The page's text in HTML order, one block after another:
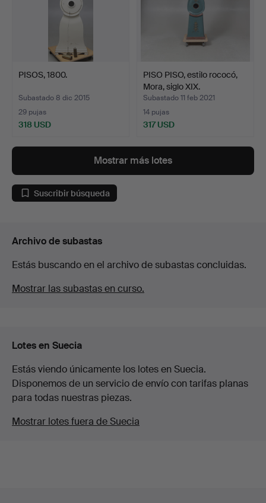
PISOS, 1800.
Subastado 8 dic 2015
29 pujas
318 USD
PISO PISO, estilo rococó,
Mora, siglo XIX.
Subastado 11 feb 2021
14 pujas
317 USD
Mostrar más lotes
Suscribir búsqueda
Archivo de subastas
Estás buscando en el archivo de subastas concluidas.
Mostrar las subastas en curso.
Lotes en Suecia
Estás viendo únicamente los lotes en Suecia.
Disponemos de un servicio de envío con tarifas planas
para todas nuestras piezas.
Mostrar lotes fuera de Suecia